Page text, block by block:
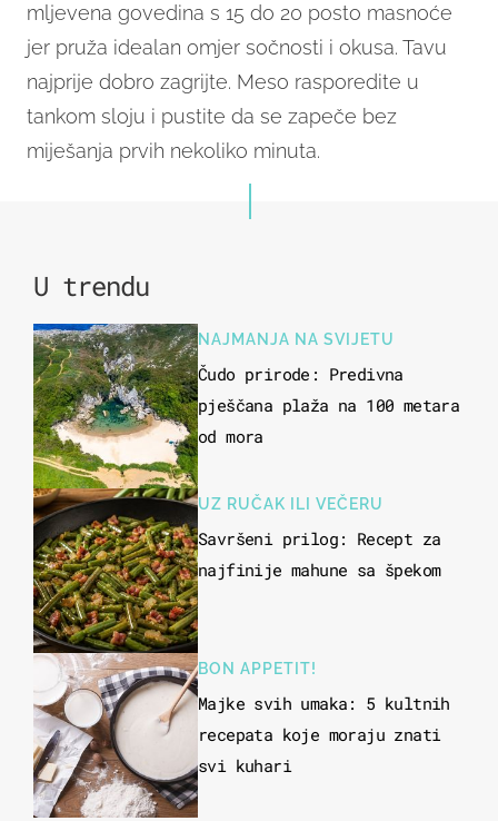
mljevena govedina s 15 do 20 posto masnoće
jer pruža idealan omjer sočnosti i okusa. Tavu
najprije dobro zagrijte. Meso rasporedite u
tankom sloju i pustite da se zapeče bez
miješanja prvih nekoliko minuta.
U trendu
NAJMANJA NA SVIJETU
Čudo prirode: Predivna
pješčana plaža na 100 metara
od mora
UZ RUČAK ILI VEČERU
Savršeni prilog: Recept za
najfinije mahune sa špekom
BON APPETIT!
Majke svih umaka: 5 kultnih
recepata koje moraju znati
svi kuhari